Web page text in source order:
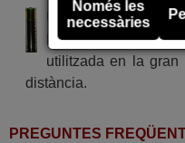
Utilitza 2 piles del
Pila alcalina tipus
utilitzada en la gran
distància.
PREGUNTES
Només les
necessàries